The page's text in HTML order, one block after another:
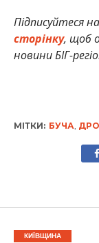
Підписуйтеся
сторінку, щоб
новини БІГ-
МІТКИ: БУЧА
КИЇВЩИНА